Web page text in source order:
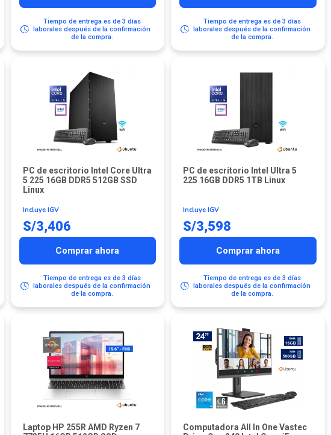
Tiempo de entrega es de 3 días
laborales después de la confirmación
de la compra.
Tiempo de entrega es de 3 días
laborales después de la confirmación
de la compra.
PC de escritorio Intel Core Ultra
5 225 16GB DDR5 512GB SSD
Linux
Incluye IGV
S/3,406
Comprar ahora
Tiempo de entrega es de 3 días
laborales después de la confirmación
de la compra.
PC de escritorio Intel Ultra 5
225 16GB DDR5 1TB Linux
Incluye IGV
S/3,598
Comprar ahora
Tiempo de entrega es de 3 días
laborales después de la confirmación
de la compra.
Laptop HP 255R AMD Ryzen 7
Computadora All In One Vastec